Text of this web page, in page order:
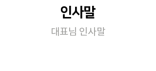
인사말
대표님 인사말